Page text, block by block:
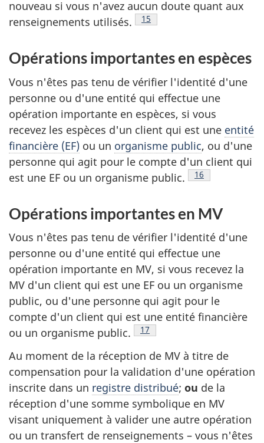
nouveau si vous n'avez aucun doute quant aux
renseignements utilisés.
Note de bas de page
15
Opérations importantes en espèces
Vous n'êtes pas tenu de vérifier l'identité d'une
personne ou d'une entité qui effectue une
opération importante en espèces, si vous
recevez les espèces d'un client qui est une entité
financière (EF) ou un organisme public, ou d'une
personne qui agit pour le compte d'un client qui
est une EF ou un organisme public.
Note de bas de
16
Opérations importantes en MV
Vous n'êtes pas tenu de vérifier l'identité d'une
personne ou d'une entité qui effectue une
opération importante en MV, si vous recevez la
MV d'un client qui est une EF ou un organisme
public, ou d'une personne qui agit pour le
compte d'un client qui est une entité financière
ou un organisme public.
Note de bas de page
17
Au moment de la réception de MV à titre de
compensation pour la validation d'une opération
inscrite dans un registre distribué; ou de la
réception d'une somme symbolique en MV
visant uniquement à valider une autre opération
ou un transfert de renseignements – vous n'êtes